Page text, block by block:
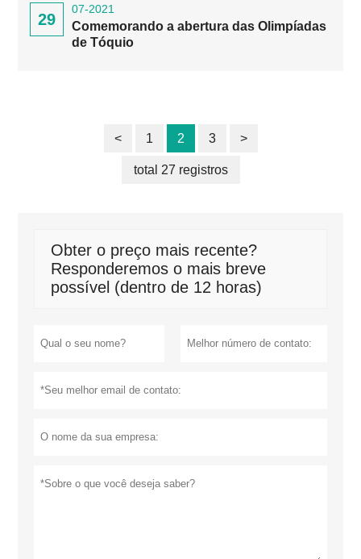
29
07-2021
Comemorando a abertura das Olimpíadas
de Tóquio
< 1 2 3 >
total 27 registros
Obter o preço mais recente?
Responderemos o mais breve
possível (dentro de 12 horas)